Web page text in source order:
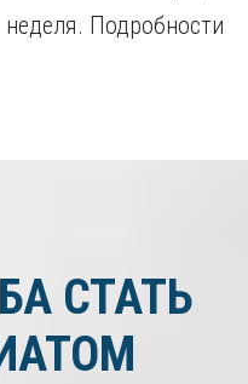
Подробности
СТАТЬ